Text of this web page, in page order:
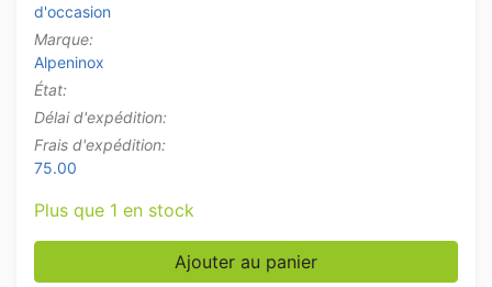
d'occasion
Marque:
Alpeninox
État:
Délai d'expédition:
Frais d'expédition:
75.00
Plus que 1 en stock
quantité de Plaque de cuisson à 2 feux en acier
Ajouter au panier